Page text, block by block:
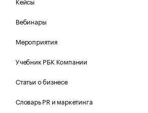
Вебинары
Мероприятия
Учебник РБК Компании
Статьи о бизнесе
Словарь PR и маркетинга